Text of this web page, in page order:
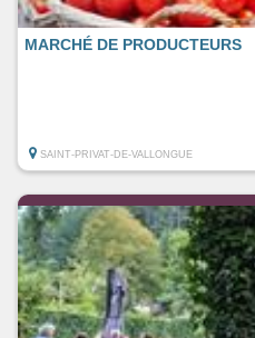
MARCHÉ DE PRODUCTEURS
SAINT-PRIVAT-DE-VALLONGUE